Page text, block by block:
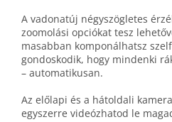
A vadonatúj négy­szögletes
zoom­olási opciókat tesz
ma­sab­ban kom­po­nál­hatsz
gondos­ko­dik, hogy mindenki
– automatikusan.
Az elő­lapi és a hát­oldali
egy­szerre videóz­ha­tod le